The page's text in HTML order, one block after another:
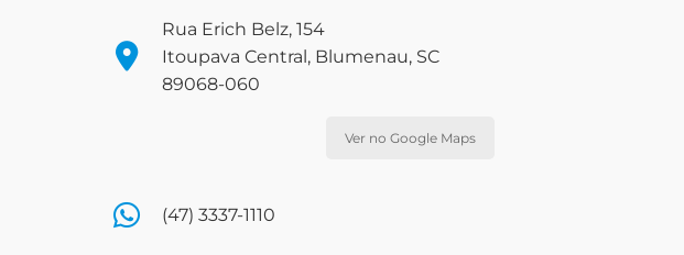
Rua Erich Belz, 154
Itoupava Central, Blumenau, SC
89068-060
Ver no Google Maps
(47) 3337-1110